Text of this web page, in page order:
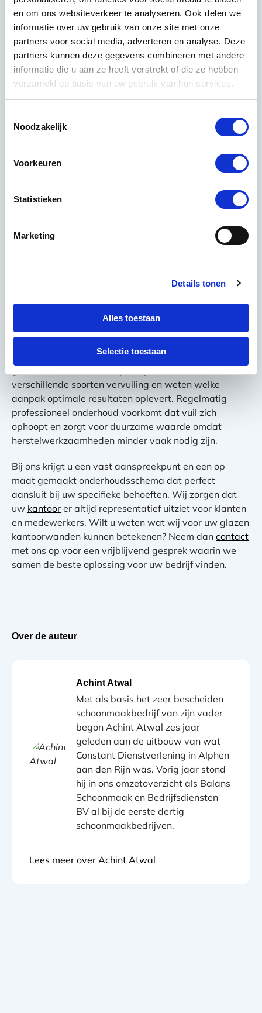
en om ons websiteverkeer te analyseren. Ook delen we
informatie over uw gebruik van onze site met onze
partners voor social media, adverteren en analyse. Deze
partners kunnen deze gegevens combineren met andere
informatie die u aan ze heeft verstrekt of die ze hebben
verzameld op basis van uw gebruik van hun services.
Noodzakelijk
Voorkeuren
Statistieken
Marketing
Details tonen
Alles toestaan
Selectie toestaan
ophoopt. Door vanuit verschillende hoeken te
controleren garanderen zij een perfect resultaat.
Het gebruik van gespecialiseerde apparatuur en
hoogwaardige reinigingsmiddelen zorgt voor
superieure resultaten die langer aanhouden. Dit
betekent dat uw glazen wanden consistent hun
professionele uitstraling behouden, wat bijdraagt aan
een positieve indruk op klanten en medewerkers.
professionele reiniging
van glazen
gespecialiseerde apparatuur en ervaring die zorgen
professionele squeegees, hoogwaardige
reinigingsmiddelen en bewezen technieken die strepen
en beschadigingen voorkomen. Dit bespaart u tijd die
u kunt besteden aan uw kernactiviteiten.
Professionele reiniging verlengt de levensduur van uw
verschillende soorten vervuiling en weten welke
aanpak optimale resultaten oplevert. Regelmatig
professioneel onderhoud voorkomt dat vuil zich
ophoopt en zorgt voor duurzame waarde omdat
herstelwerkzaamheden minder vaak nodig zijn.
Bij ons krijgt u een vast aanspreekpunt en een op
maat gemaakt onderhoudsschema dat perfect
aansluit bij uw specifieke behoeften. Wij zorgen dat
uw kantoor er altijd representatief uitziet voor klanten
en medewerkers. Wilt u weten wat wij voor uw glazen
kantoorwanden kunnen betekenen? Neem dan contact
met ons op voor een vrijblijvend gesprek waarin we
samen de beste oplossing voor uw bedrijf vinden.
Over de auteur
Achint Atwal
Met als basis het zeer bescheiden
schoonmaakbedrijf van zijn vader
begon Achint Atwal zes jaar
geleden aan de uitbouw van wat
Constant Dienstverlening in Alphen
aan den Rijn was. Vorig jaar stond
hij in ons omzetoverzicht als Balans
Schoonmaak en Bedrijfsdiensten
BV al bij de eerste dertig
schoonmaakbedrijven.
Lees meer over Achint Atwal